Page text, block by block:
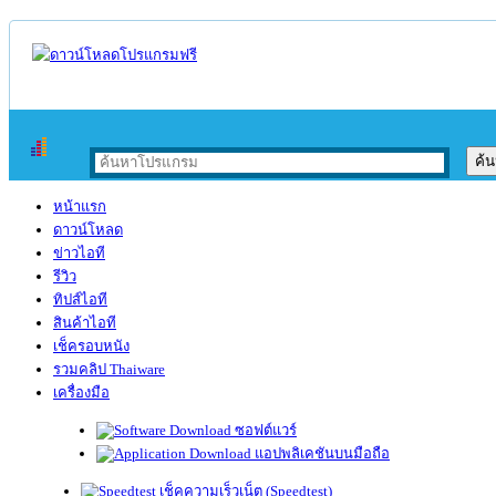
หน้าแรก
ดาวน์โหลด
ข่าวไอที
รีวิว
ทิปส์ไอที
สินค้าไอที
เช็ครอบหนัง
รวมคลิป Thaiware
เครื่องมือ
ซอฟต์แวร์
แอปพลิเคชันบนมือถือ
เช็คความเร็วเน็ต (Speedtest)